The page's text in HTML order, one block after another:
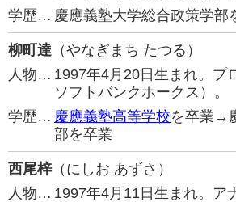
学歴… 慶應義塾大学総合政策学部
柳町達 （やなぎまち たつる）
人物… 1997年4月20日生まれ。プ
ソフトバンクホークス）。
学歴… 慶應義塾高等学校を卒業→
部を卒業
西尾梓（にしお あずさ）
人物… 1997年4月11日生まれ。ア